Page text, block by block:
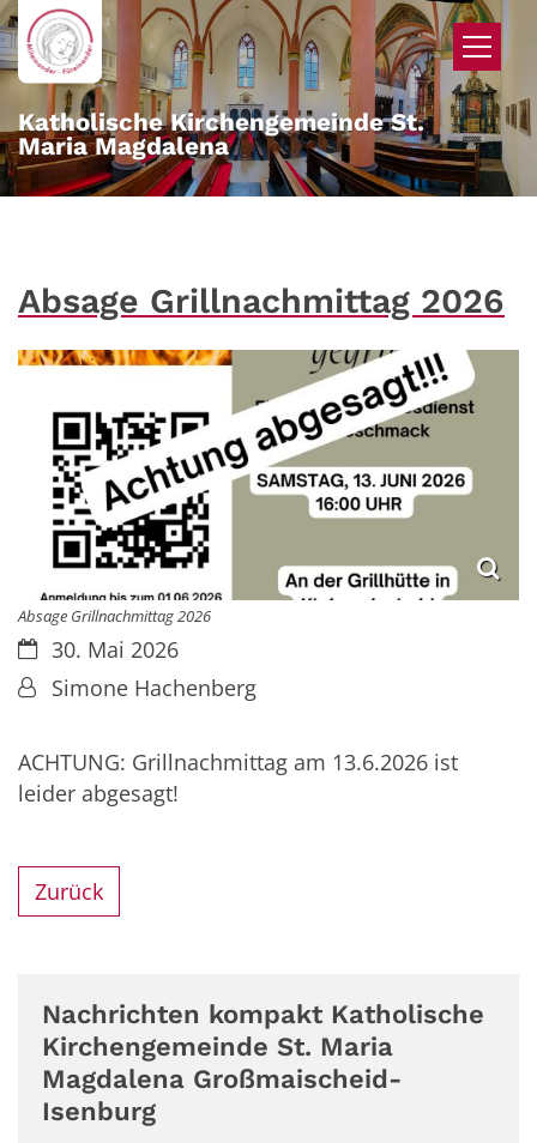
Zum Inhalt springen
Katholische Kirchengemeinde St.
Maria Magdalena
Absage Grillnachmittag 2026
Absage Grillnachmittag 2026
Datum:
30. Mai 2026
Von:Simone Hachenberg
ACHTUNG: Grillnachmittag am 13.6.2026 ist
leider abgesagt!
Zurück
Nachrichten kompakt Katholische
Kirchengemeinde St. Maria
Magdalena Großmaischeid-
Isenburg